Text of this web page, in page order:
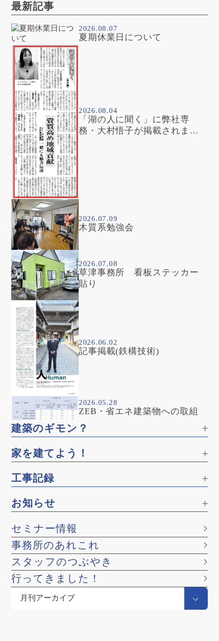
最新記事
2026.08.07
夏期休業日について
2026.08.04
「湖の人に聞く」に弊社専
務・大村悟子が掲載されまし
2026.07.09
木質系勉強会
2026.07.08
草津事務所 看板ステッカー
貼り
2026.06.02
記事掲載(鉄構技術)
2026.05.28
ZEB・省エネ建築物への取組
建築のギモン？
家を建てよう！
工事記録
お知らせ
セミナー情報
事務所のあれこれ
スタッフのつぶやき
行ってきました！